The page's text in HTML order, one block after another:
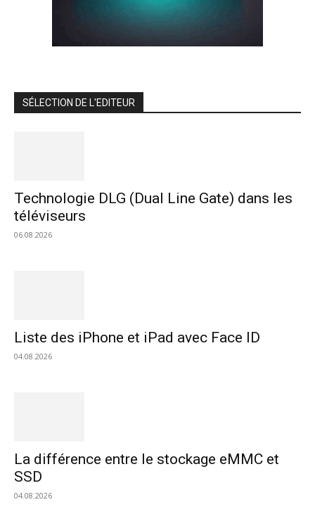
SÉLECTION DE L'EDITEUR
Technologie DLG (Dual Line Gate) dans les
téléviseurs
06.08.2026
Liste des iPhone et iPad avec Face ID
04.08.2026
La différence entre le stockage eMMC et
SSD
04.08.2026